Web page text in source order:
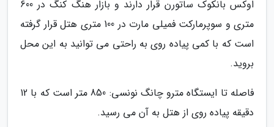
اوکس بانکوک ساتورن قرار دارند و بازار هنگ کنگ در 600
متری و سوپرمارکت فمیلی مارت در 100 متری هتل قرار گرفته
است که با کمی پیاده روی به راحتی می توانید به این محل
بروید.
فاصله تا ایستگاه مترو چانگ نونسی: 850 متر است که با 12
دقیقه پیاده روی از هتل به آن می رسید.